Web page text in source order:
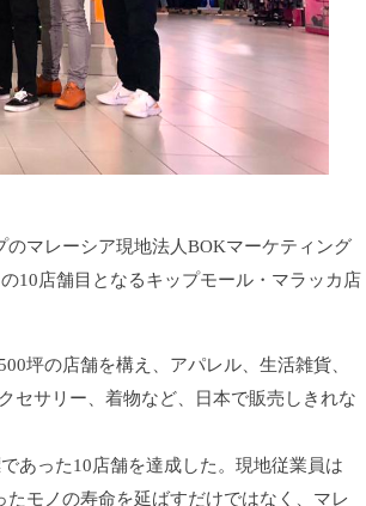
マレーシア現地法人BOKマーケティング
の10店舗目となるキップモール・ マラッカ店
坪の店舗を構え、アパレル、生活雑貨、
セサリー、着物など、
日本で販売しきれな
あった10店舗を達成した。 現地従業員は
たモノの寿命を延ばすだけではなく、 マレ